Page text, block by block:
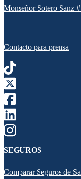
Monseñor Sotero Sanz
Contacto para prensa
SEGUROS
Comparar Seguros de